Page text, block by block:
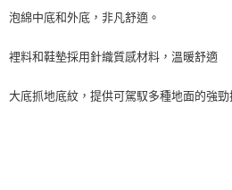
泡綿中底和外底，非凡舒適。
裡料和鞋墊採用針織質感材料，溫暖舒適
大底抓地底紋，提供可駕馭多種地面的強勁